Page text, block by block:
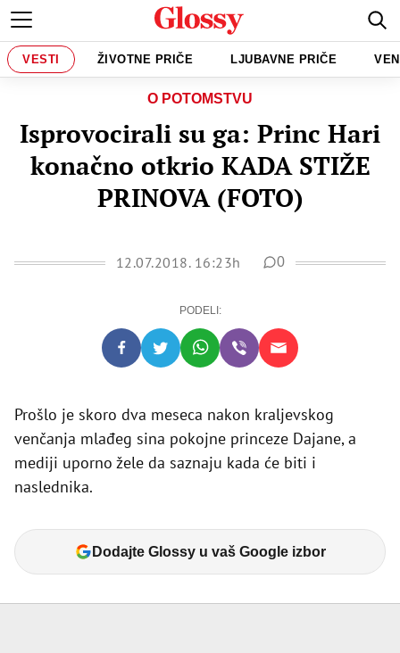
VESTI ŽIVOTNE PRIČE LJUBAVNE PRIČE
O POTOMSTVU
Isprovocirali su ga: Princ Hari
konačno otkrio KADA STIŽE
PRINOVA (FOTO)
12.07.2018. 16:23h 0
PODELI:
Prošlo je skoro dva meseca nakon kraljevskog
venčanja mlađeg sina pokojne princeze Dajane, a
mediji uporno žele da saznaju kada će biti i
naslednika.
Dodajte Glossy u vaš Google izbor